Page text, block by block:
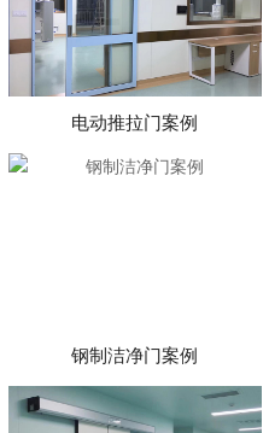
电动推拉门案例
钢制洁净门案例